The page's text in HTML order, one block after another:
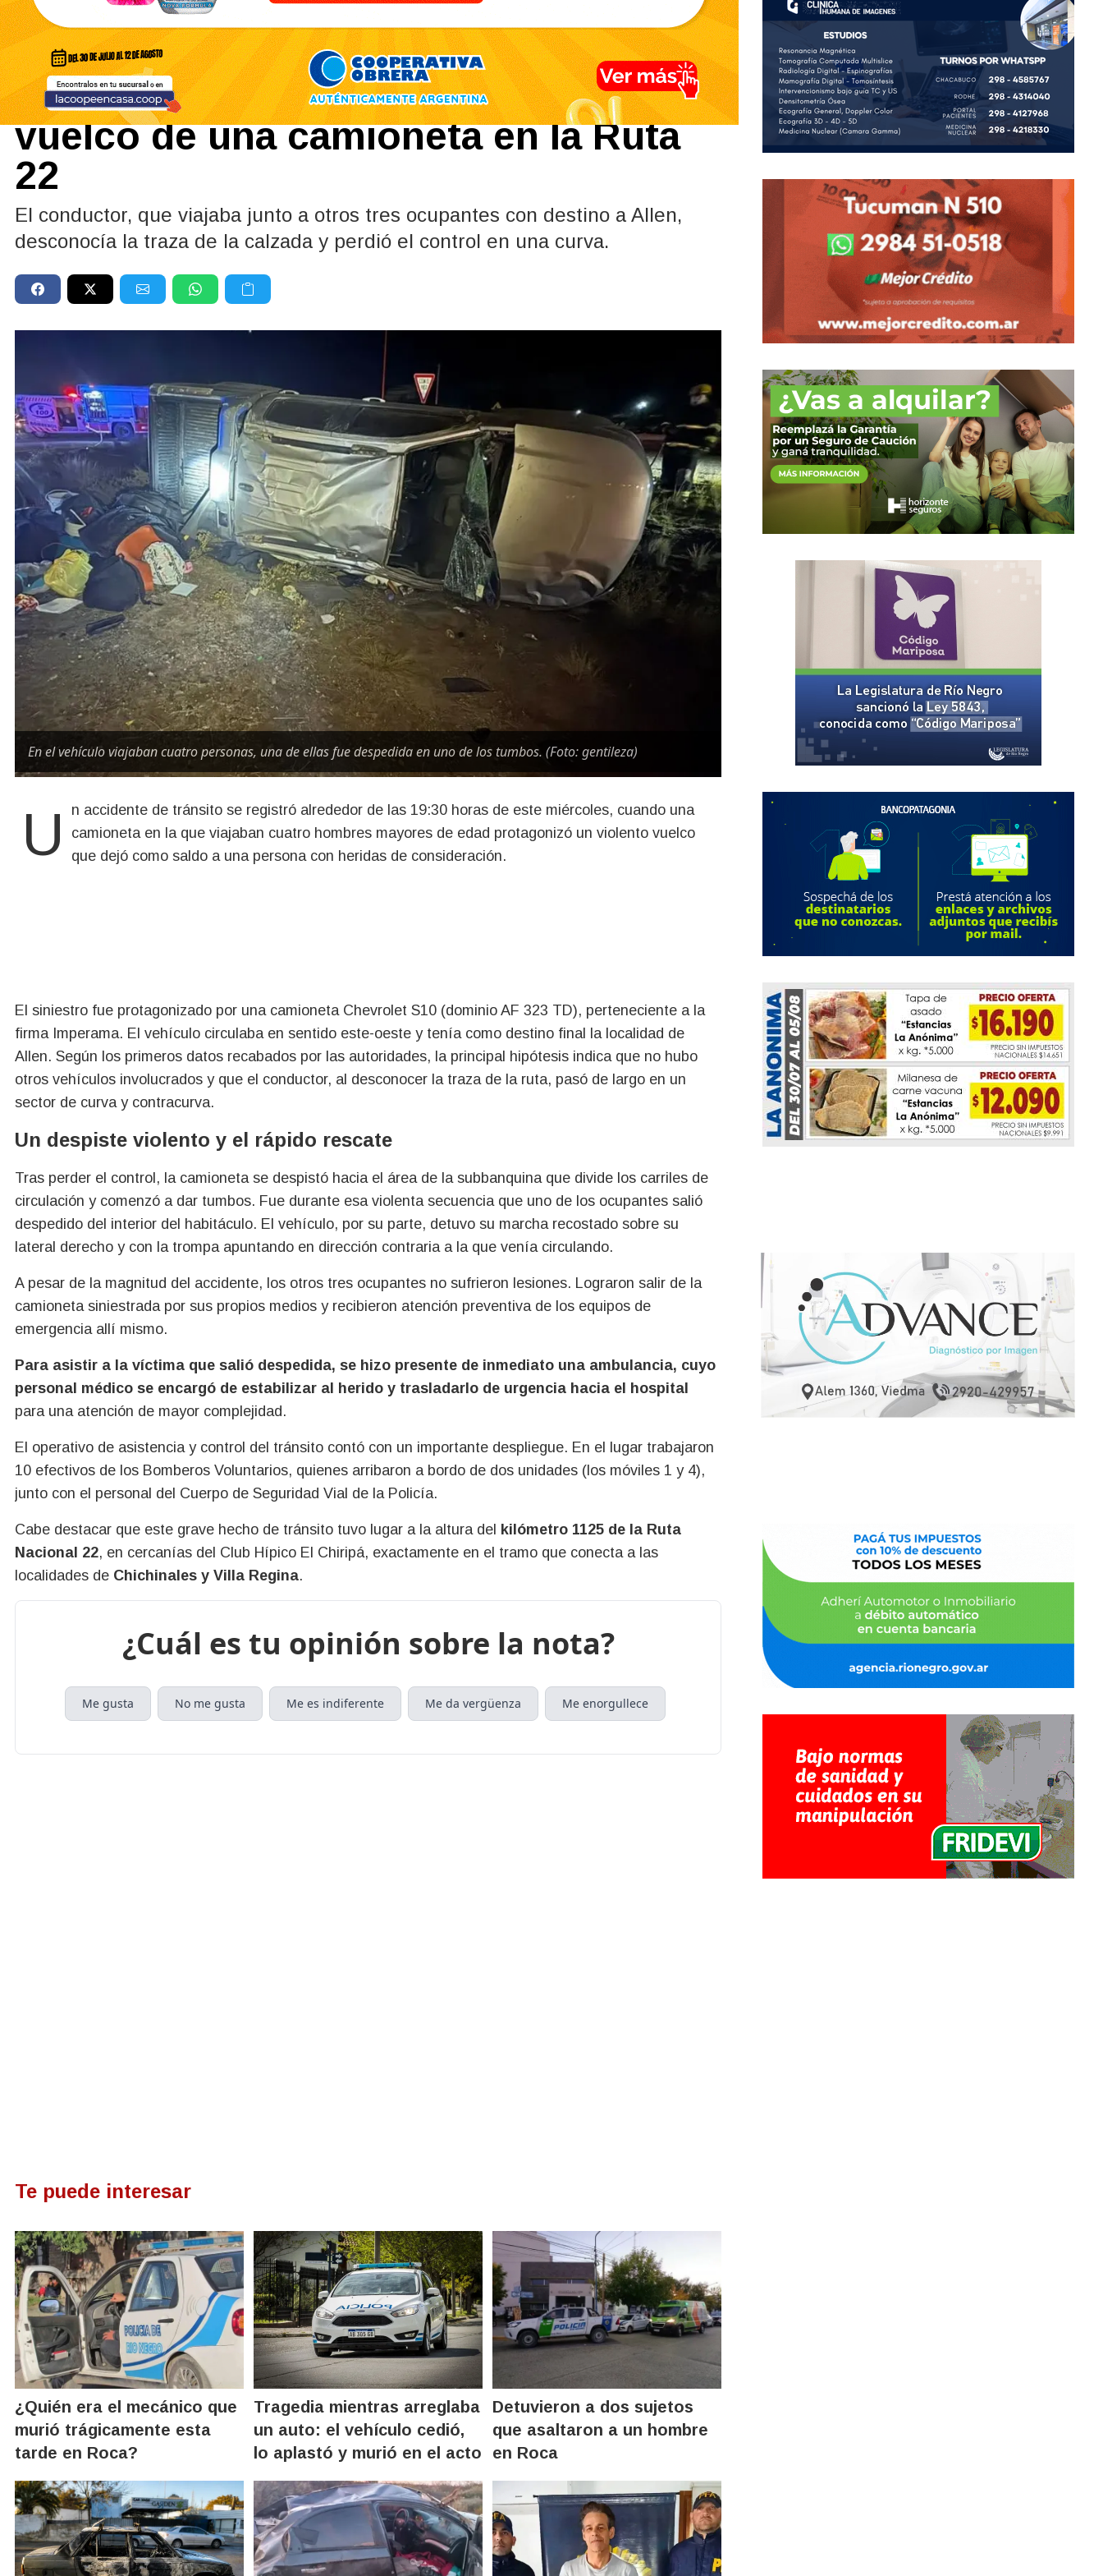
Policiales y Judiciales
10/06/2026
Un hombre fue hospitalizado tras el
vuelco de una camioneta en la Ruta
22
El conductor, que viajaba junto a otros tres ocupantes con destino a Allen,
desconocía la traza de la calzada y perdió el control en una curva.
En el vehículo viajaban cuatro personas, una de ellas fue despedida en uno de los tumbos. (Foto: gentileza)
Un accidente de tránsito se registró alrededor de las 19:30 horas de este miércoles, cuando una
camioneta en la que viajaban cuatro hombres mayores de edad protagonizó un violento vuelco
que dejó como saldo a una persona con heridas de consideración.
El siniestro fue protagonizado por una camioneta Chevrolet S10 (dominio AF 323 TD), perteneciente a la
firma Imperama. El vehículo circulaba en sentido este-oeste y tenía como destino final la localidad de
Allen. Según los primeros datos recabados por las autoridades, la principal hipótesis indica que no hubo
otros vehículos involucrados y que el conductor, al desconocer la traza de la ruta, pasó de largo en un
sector de curva y contracurva.
Un despiste violento y el rápido rescate
Tras perder el control, la camioneta se despistó hacia el área de la subbanquina que divide los carriles de
circulación y comenzó a dar tumbos. Fue durante esa violenta secuencia que uno de los ocupantes salió
despedido del interior del habitáculo. El vehículo, por su parte, detuvo su marcha recostado sobre su
lateral derecho y con la trompa apuntando en dirección contraria a la que venía circulando.
A pesar de la magnitud del accidente, los otros tres ocupantes no sufrieron lesiones. Lograron salir de la
camioneta siniestrada por sus propios medios y recibieron atención preventiva de los equipos de
emergencia allí mismo.
Para asistir a la víctima que salió despedida, se hizo presente de inmediato una ambulancia, cuyo
personal médico se encargó de estabilizar al herido y trasladarlo de urgencia hacia el hospital
para una atención de mayor complejidad.
El operativo de asistencia y control del tránsito contó con un importante despliegue. En el lugar trabajaron
10 efectivos de los Bomberos Voluntarios, quienes arribaron a bordo de dos unidades (los móviles 1 y 4),
junto con el personal del Cuerpo de Seguridad Vial de la Policía.
Cabe destacar que este grave hecho de tránsito tuvo lugar a la altura del kilómetro 1125 de la Ruta
Nacional 22, en cercanías del Club Hípico El Chiripá, exactamente en el tramo que conecta a las
localidades de Chichinales y Villa Regina.
¿Cuál es tu opinión sobre la nota?
Me gusta No me gusta Me es indiferente Me da vergüenza Me enorgullece
Te puede interesar
¿Quién era el mecánico que
murió trágicamente esta
tarde en Roca?
Tragedia mientras arreglaba
un auto: el vehículo cedió,
lo aplastó y murió en el acto
Detuvieron a dos sujetos
que asaltaron a un hombre
en Roca